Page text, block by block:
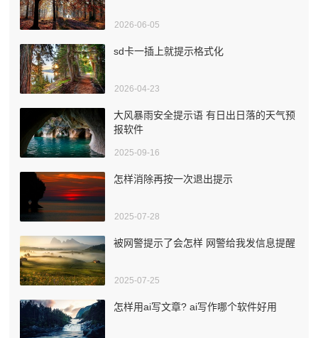
2026-06-05
sd卡一插上就提示格式化
2026-04-23
大风暴雨安全提示语 有日出日落的天气预
报软件
2025-09-16
怎样消除再按一次退出提示
2025-07-28
被网警提示了会怎样 网警给我发信息提醒
2025-07-25
怎样用ai写文章? ai写作哪个软件好用